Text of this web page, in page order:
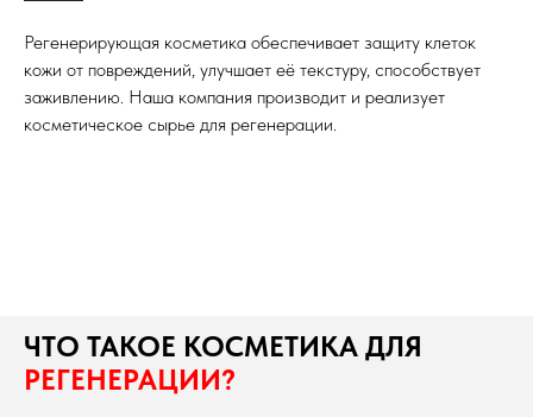
Регенерирующая косметика обеспечивает защиту клеток
кожи от повреждений, улучшает её текстуру, способствует
заживлению. Наша компания производит и реализует
косметическое сырье для регенерации.
ЧТО ТАКОЕ КОСМЕТИКА ДЛЯ
РЕГЕНЕРАЦИИ?